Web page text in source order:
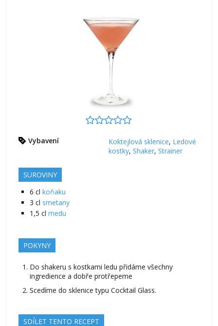
Vybavení Koktejlová sklenice, Ledové
kostky,Shaker,Strainer
SUROVINY
6 cl koňaku
3 cl smetany
1,5 cl medu
POKYNY
Do shakeru s kostkami ledu přidáme všechny
ingredience a dobře protřepeme
Scedíme do sklenice typu Cocktail Glass.
SDÍLET TENTO RECEPT